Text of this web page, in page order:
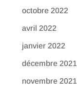
octobre 2022
avril 2022
janvier 2022
décembre 2021
novembre 2021